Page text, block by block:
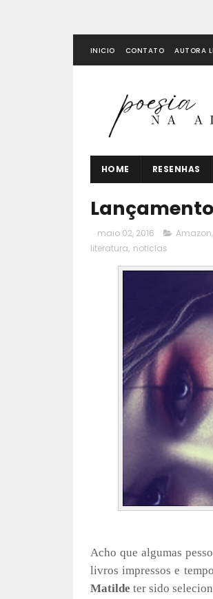
INICIO CONTATO AUTORA
HOME RESENHAS
maio 02, 2016 Amazon,
literatura, noticias
Acho que algumas
livros impressos e
Matilde ter sido